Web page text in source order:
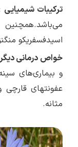
تركيبات شيميايی
اسیدفسفریکو
خواص درمانی
و بیماری‌های
عفونتهای
مثانه.